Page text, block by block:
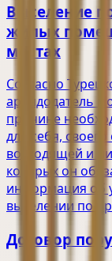
Выселение
жилых
местах
Согласно
арендодатель
причине
для себя,
восходящей и
которых он
информация об
выселении по
Договор